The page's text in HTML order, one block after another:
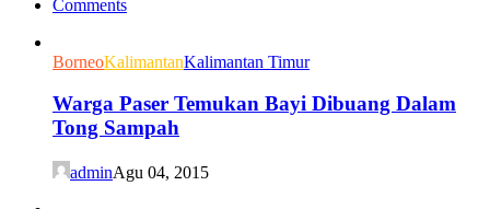
Comments
BorneoKalimantanKalimantan Timur
Warga Paser Temukan Bayi Dibuang Dalam
Tong Sampah
adminAgu 04, 2015